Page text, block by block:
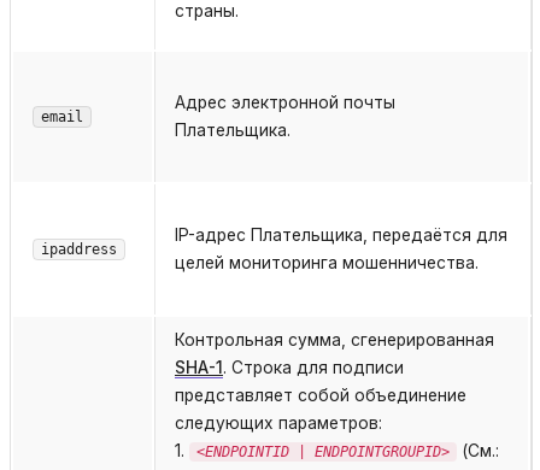
страны.
email
Адрес электронной почты
Плательщика.
ipaddress
IP-адрес Плательщика, передаётся для
целей мониторинга мошенничества.
Контрольная сумма, сгенерированная
SHA-1 . Строка для подписи
представляет собой объединение
следующих параметров:
1.
<ENDPOINTID | ENDPOINTGROUPID>
(См.: